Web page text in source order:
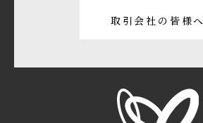
取引会社の皆様へ